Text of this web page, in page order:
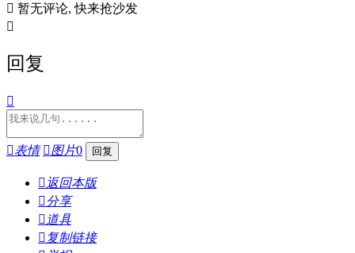
 暂无评论, 快来抢沙发

回复

表情 图片0
 返回本版
分享
 道具
 复制链接